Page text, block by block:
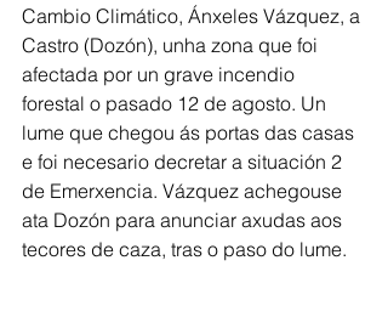
Cambio Climático, Ánxeles Vázquez, a
Castro (Dozón), unha zona que foi
afectada por un grave incendio
forestal o pasado 12 de agosto. Un
lume que chegou ás portas das casas
e foi necesario decretar a situación 2
de Emerxencia. Vázquez achegouse
ata Dozón para anunciar axudas aos
tecores de caza, tras o paso do lume.